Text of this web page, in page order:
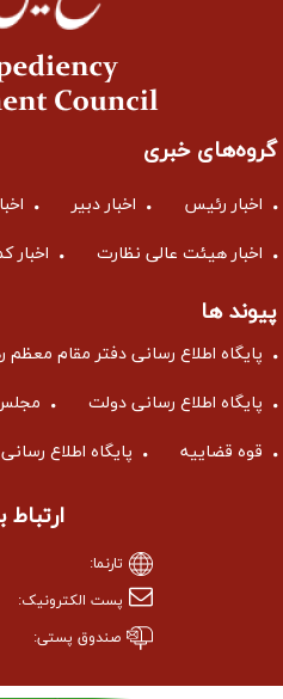
گروه‌های خبری
اخبار رئیس اخبار دبیر
اخبار هیئت عالی نظارت اخبار
پیوند ها
پایگاه اطلاع رسانی دفتر مقام معظم
پایگاه اطلاع رسانی دولت
قوه قضاییه پایگاه اطلاع
ارتباط
تارنما:
پست الکترونیک:
صندوق پستی: